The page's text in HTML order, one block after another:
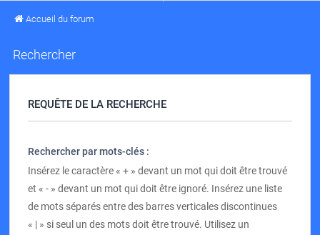
Accueil du forum
Rechercher
REQUÊTE DE LA RECHERCHE
Rechercher par mots-clés :
Insérez le caractère « + » devant un mot qui doit être trouvé
et « - » devant un mot qui doit être ignoré. Insérez une liste
de mots séparés entre des barres verticales discontinues
« | » si seul un des mots doit être trouvé. Utilisez un